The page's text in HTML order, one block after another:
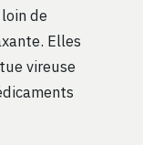
de
Elles
vireuse